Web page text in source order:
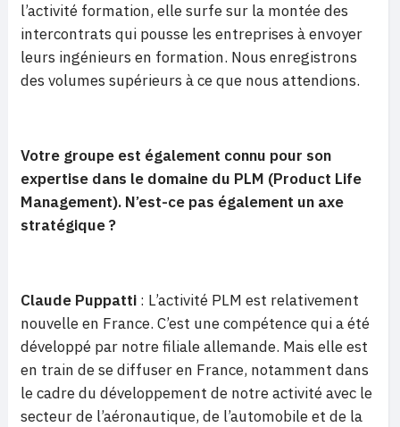
l’activité formation, elle surfe sur la montée des
intercontrats qui pousse les entreprises à envoyer
leurs ingénieurs en formation. Nous enregistrons
des volumes supérieurs à ce que nous attendions.
Votre groupe est également connu pour son
expertise dans le domaine du PLM (Product Life
Management). N’est-ce pas également un axe
stratégique ?
Claude Puppatti : L’activité PLM est relativement
nouvelle en France. C’est une compétence qui a été
développé par notre filiale allemande. Mais elle est
en train de se diffuser en France, notamment dans
le cadre du développement de notre activité avec le
secteur de l’aéronautique, de l’automobile et de la